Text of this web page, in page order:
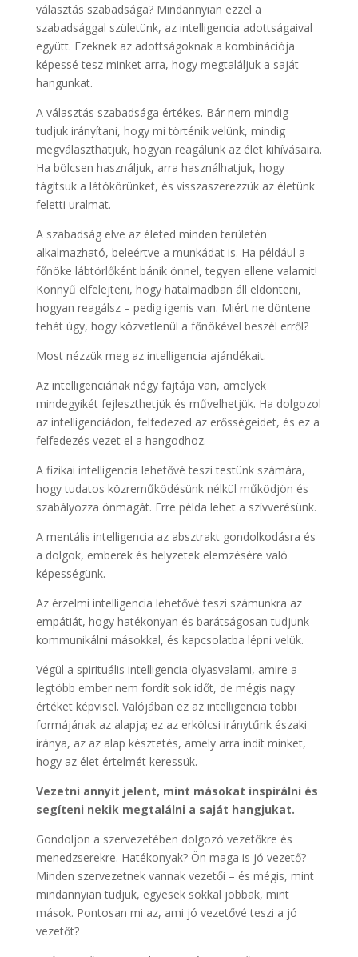
választás szabadsága? Mindannyian ezzel a
szabadsággal születünk, az intelligencia adottságaival
együtt. Ezeknek az adottságoknak a kombinációja
képessé tesz minket arra, hogy megtaláljuk a saját
hangunkat.
A választás szabadsága értékes. Bár nem mindig
tudjuk irányítani, hogy mi történik velünk, mindig
megválaszthatjuk, hogyan reagálunk az élet kihívásaira.
Ha bölcsen használjuk, arra használhatjuk, hogy
tágítsuk a látókörünket, és visszaszerezzük az életünk
feletti uralmat.
A szabadság elve az életed minden területén
alkalmazható, beleértve a munkádat is. Ha például a
főnöke lábtörlőként bánik önnel, tegyen ellene valamit!
Könnyű elfelejteni, hogy hatalmadban áll eldönteni,
hogyan reagálsz – pedig igenis van. Miért ne döntene
tehát úgy, hogy közvetlenül a főnökével beszél erről?
Most nézzük meg az intelligencia ajándékait.
Az intelligenciának négy fajtája van, amelyek
mindegyikét fejleszthetjük és művelhetjük. Ha dolgozol
az intelligenciádon, felfedezed az erősségeidet, és ez a
felfedezés vezet el a hangodhoz.
A fizikai intelligencia lehetővé teszi testünk számára,
hogy tudatos közreműködésünk nélkül működjön és
szabályozza önmagát. Erre példa lehet a szívverésünk.
A mentális intelligencia az absztrakt gondolkodásra és
a dolgok, emberek és helyzetek elemzésére való
képességünk.
Az érzelmi intelligencia lehetővé teszi számunkra az
empátiát, hogy hatékonyan és barátságosan tudjunk
kommunikálni másokkal, és kapcsolatba lépni velük.
Végül a spirituális intelligencia olyasvalami, amire a
legtöbb ember nem fordít sok időt, de mégis nagy
értéket képvisel. Valójában ez az intelligencia többi
formájának az alapja; ez az erkölcsi iránytűnk északi
iránya, az az alap késztetés, amely arra indít minket,
hogy az élet értelmét keressük.
Vezetni annyit jelent, mint másokat inspirálni és
segíteni nekik megtalálni a saját hangjukat.
Gondoljon a szervezetében dolgozó vezetőkre és
menedzserekre. Hatékonyak? Ön maga is jó vezető?
Minden szervezetnek vannak vezetői – és mégis, mint
mindannyian tudjuk, egyesek sokkal jobbak, mint
mások. Pontosan mi az, ami jó vezetővé teszi a jó
vezetőt?